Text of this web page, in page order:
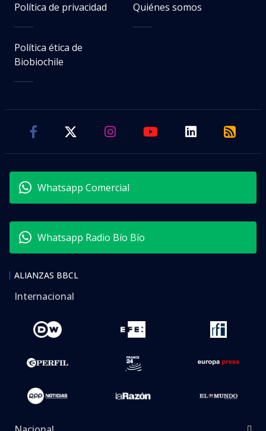
Política de privacidad Quiénes somos
Política ética de
Biobiochile
Whatsapp Comercial
Whatsapp Radio Bío Bío
ALIANZAS BBCL
Internacional